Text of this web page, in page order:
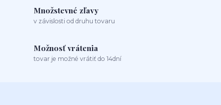
Množstevné zľavy
v závislosti od druhu tovaru
Možnosť vrátenia
tovar je možné vrátiť do 14dní